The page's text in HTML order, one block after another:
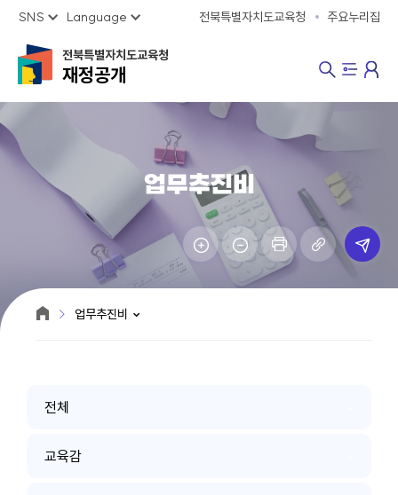
SNS Language 전북특별자치도교육청 주요누리집
전북특별자치도교육청
재정공개
업무추진비
업무추진비
전체
교육감